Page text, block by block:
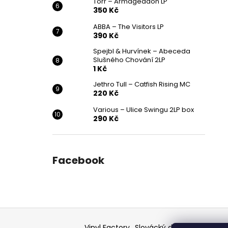
350 Kč
ABBA – The Visitors LP
390 Kč
Spejbl & Hurvínek – Abeceda
Slušného Chování 2LP
1 Kč
Jethro Tull – Catfish Rising MC
220 Kč
Various ‎– Ulice Swingu 2LP box
290 Kč
Facebook
Z